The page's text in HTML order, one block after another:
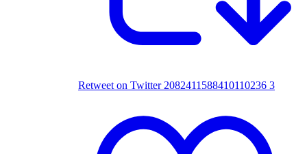
Retweet on Twitter 2082411588410110236 3